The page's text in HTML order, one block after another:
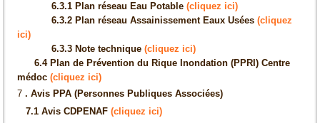
6.3.1 Plan réseau Eau Potable(cliquez ici)
6.3.2 Plan réseau Assainissement Eaux Usées(cliquez
ici)
6.3.3 Note technique(cliquez ici)
6.4 Plan de Prévention du Rique Inondation (PPRI) Centre
médoc(cliquez ici)
7 . Avis PPA (Personnes Publiques Associées)
7.1 Avis CDPENAF(cliquez ici)